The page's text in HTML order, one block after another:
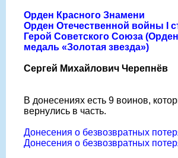
Орден Красного Знамени
Орден Отечественной войны I
Герой Советского Союза
медаль «Золотая звезда»)
Сергей Михайлович Черепнёв
В донесениях есть 9 воинов,
вернулись в часть.
Донесения о безвозвратных
Донесения о безвозвратных